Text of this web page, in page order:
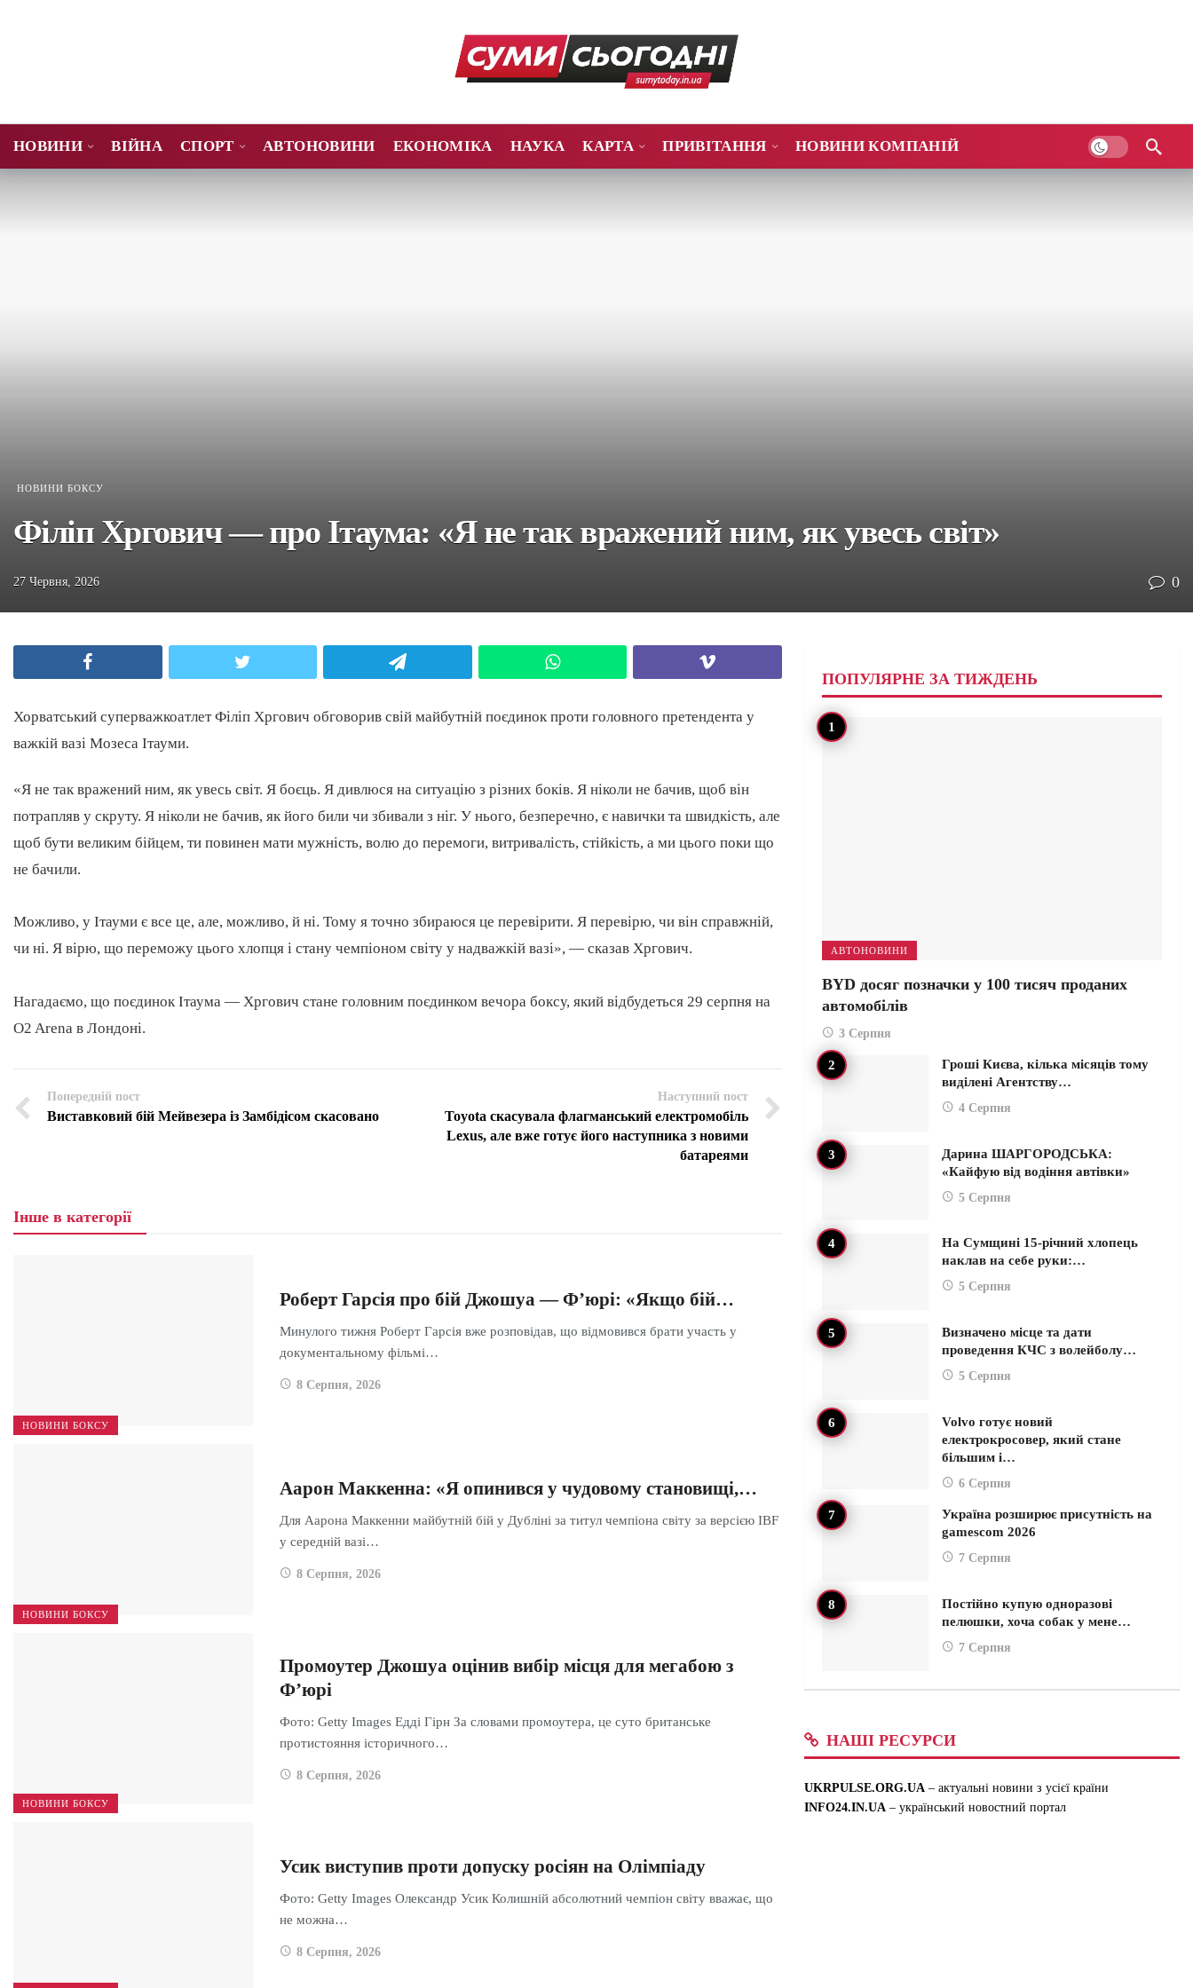
НОВИНИ ВІЙНА СПОРТ АВТОНОВИНИ ЕКОНОМІКА НАУКА КАРТА ПРИВІТАННЯ НОВИНИ КОМПАНІЙ
НОВИНИ БОКСУ
Філіп Хргович — про Ітаума: «Я не так вражений ним, як увесь світ»
27 Червня, 2026 0
Хорватський суперважкоатлет Філіп Хргович обговорив свій майбутній поєдинок проти головного претендента у
важкій вазі Мозеса Ітауми.
«Я не так вражений ним, як увесь світ. Я боєць. Я дивлюся на ситуацію з різних боків. Я ніколи не бачив, щоб він
потрапляв у скруту. Я ніколи не бачив, як його били чи збивали з ніг. У нього, безперечно, є навички та швидкість, але
щоб бути великим бійцем, ти повинен мати мужність, волю до перемоги, витривалість, стійкість, а ми цього поки що
не бачили.
Можливо, у Ітауми є все це, але, можливо, й ні. Тому я точно збираюся це перевірити. Я перевірю, чи він справжній,
чи ні. Я вірю, що переможу цього хлопця і стану чемпіоном світу у надважкій вазі», — сказав Хргович.
Нагадаємо, що поєдинок Ітаума — Хргович стане головним поєдинком вечора боксу, який відбудеться 29 серпня на
O2 Arena в Лондоні.
Попередній пост
Виставковий бій Мейвезера із Замбідісом скасовано
Наступний пост
Toyota скасувала флагманський електромобіль
Lexus, але вже готує його наступника з новими
батареями
Інше в категорії
НОВИНИ БОКСУ
Роберт Гарсія про бій Джошуа — Ф’юрі: «Якщо бій…
Минулого тижня Роберт Гарсія вже розповідав, що відмовився брати участь у
документальному фільмі…
8 Серпня, 2026
НОВИНИ БОКСУ
Аарон Маккенна: «Я опинився у чудовому становищі,…
Для Аарона Маккенни майбутній бій у Дубліні за титул чемпіона світу за версією IBF
у середній вазі…
8 Серпня, 2026
НОВИНИ БОКСУ
Промоутер Джошуа оцінив вибір місця для мегабою з
Ф’юрі
Фото: Getty Images Едді Гірн За словами промоутера, це суто британське
протистояння історичного…
8 Серпня, 2026
Усик виступив проти допуску росіян на Олімпіаду
Фото: Getty Images Олександр Усик Колишній абсолютний чемпіон світу вважає, що
не можна…
8 Серпня, 2026
ПОПУЛЯРНЕ ЗА ТИЖДЕНЬ
АВТОНОВИНИ
BYD досяг позначки у 100 тисяч проданих
автомобілів
3 Серпня
Гроші Києва, кілька місяців тому
виділені Агентству…
4 Серпня
Дарина ШАРГОРОДСЬКА:
«Кайфую від водіння автівки»
5 Серпня
На Сумщині 15-річний хлопець
наклав на себе руки:…
5 Серпня
Визначено місце та дати
проведення КЧС з волейболу…
5 Серпня
Volvo готує новий
електрокросовер, який стане
більшим і…
6 Серпня
Україна розширює присутність на
gamescom 2026
7 Серпня
Постійно купую одноразові
пелюшки, хоча собак у мене…
7 Серпня
НАШІ РЕСУРСИ
UKRPULSE.ORG.UA – актуальні новини з усієї країни
INFO24.IN.UA – український новостний портал